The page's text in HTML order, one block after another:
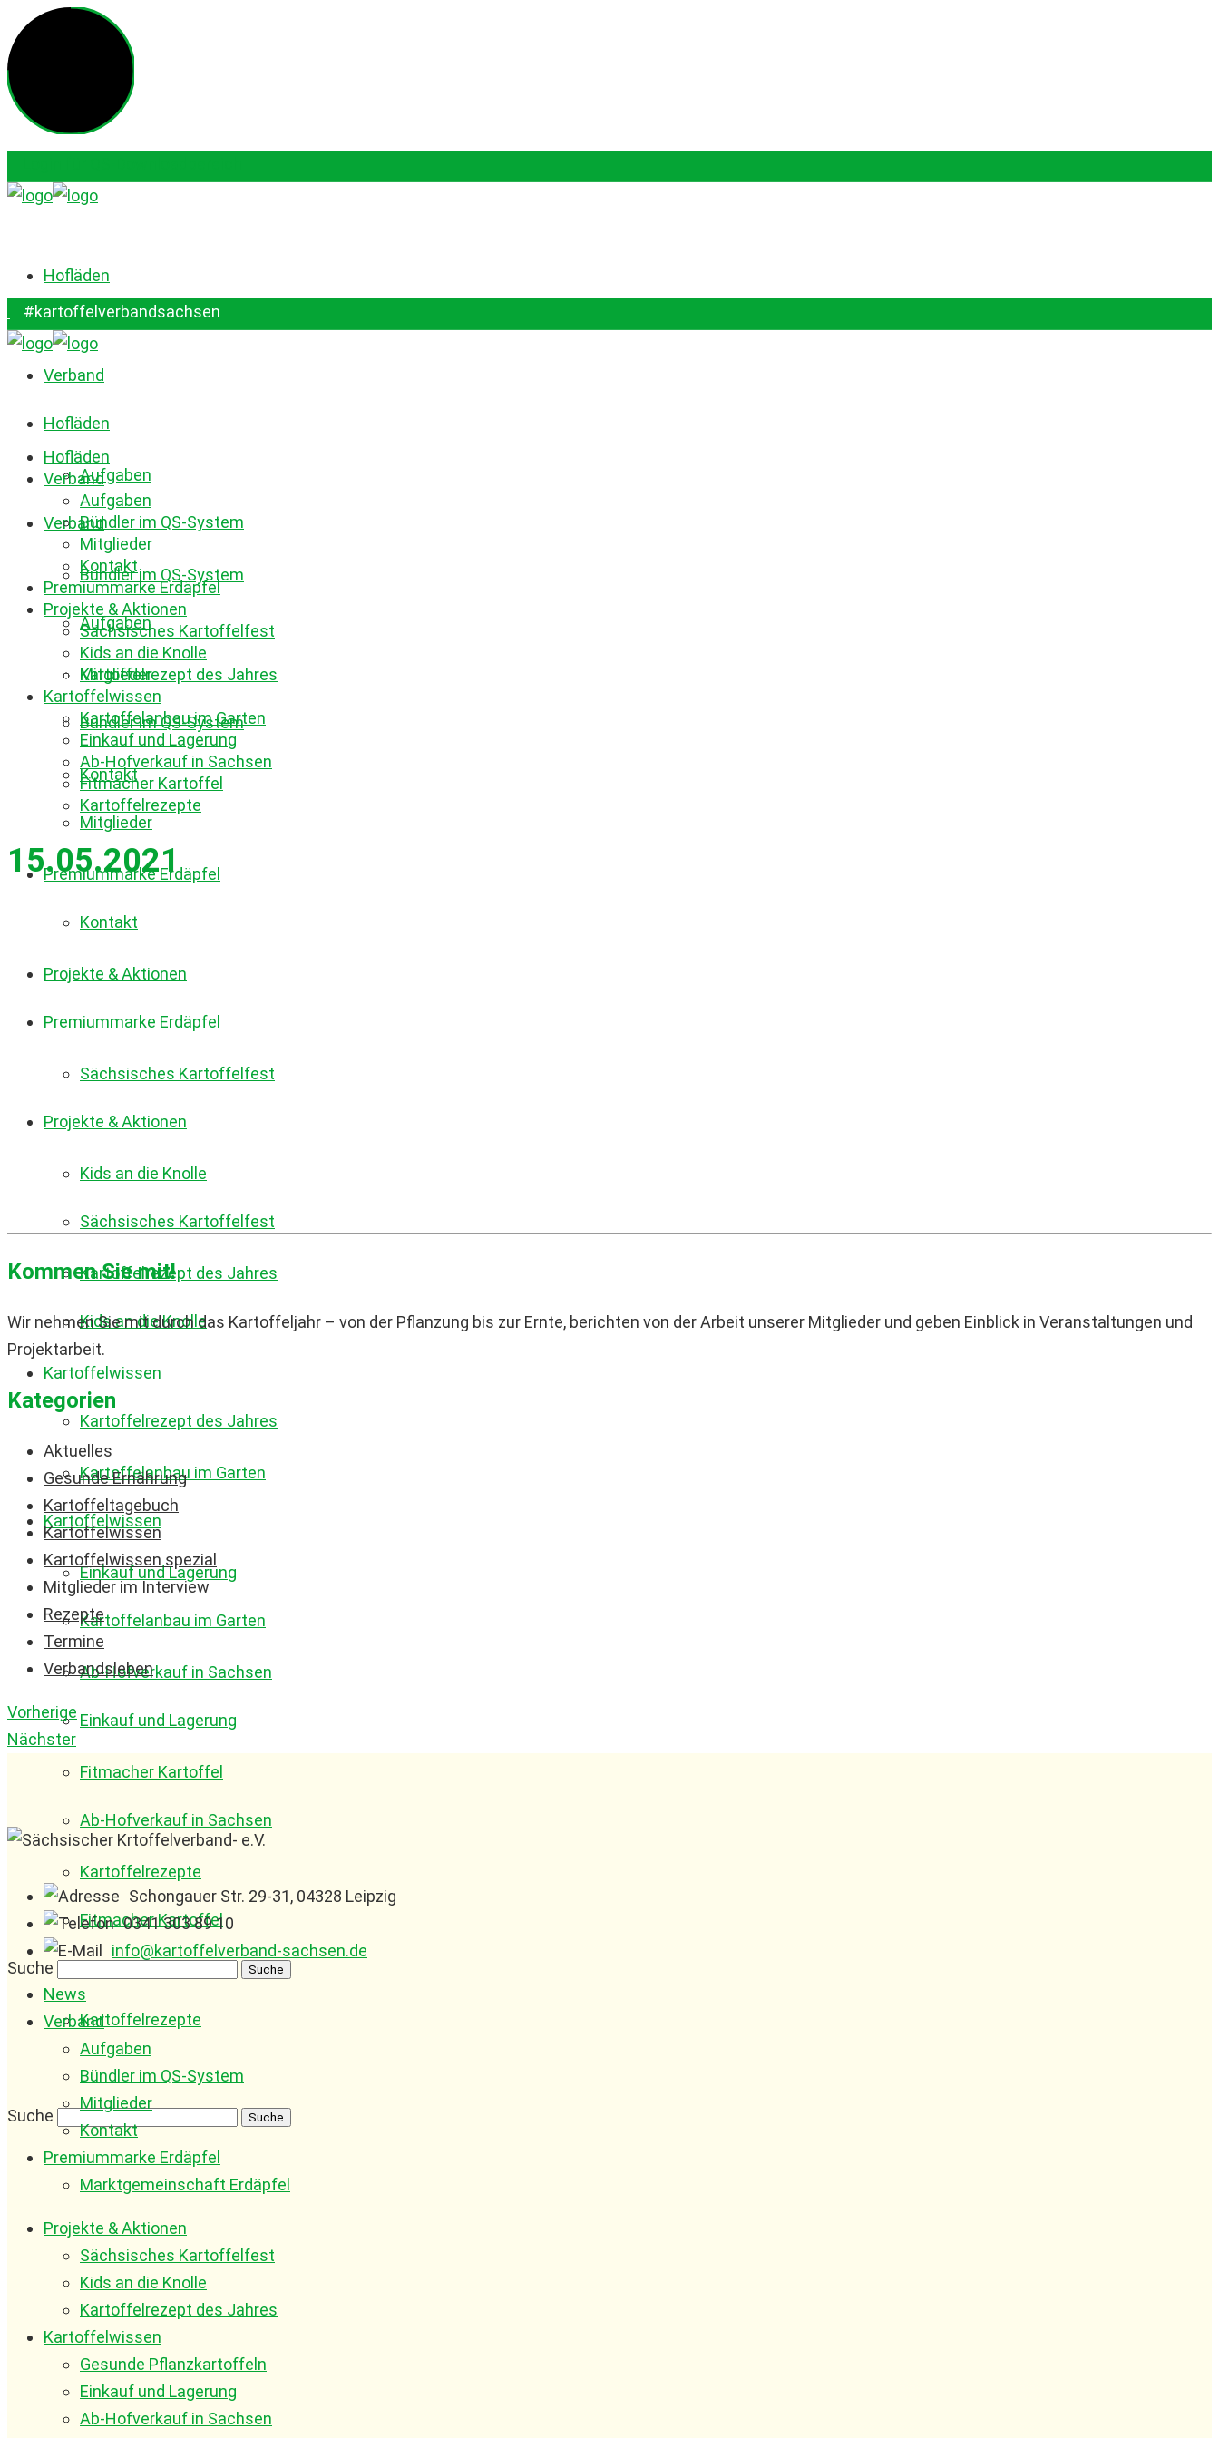
#kartoffelverbandsachsen
Hofläden
Verband
Aufgaben
Bündler im QS-System
Mitglieder
Kontakt
Premiummarke Erdäpfel
Projekte & Aktionen
Sächsisches Kartoffelfest
Kids an die Knolle
Kartoffelrezept des Jahres
Kartoffelwissen
Kartoffelanbau im Garten
Einkauf und Lagerung
Ab-Hofverkauf in Sachsen
Fitmacher Kartoffel
Kartoffelrezepte
Suche
#kartoffelverbandsachsen
Hofläden
Verband
Aufgaben
Bündler im QS-System
Mitglieder
Kontakt
Premiummarke Erdäpfel
Projekte & Aktionen
Sächsisches Kartoffelfest
Kids an die Knolle
Kartoffelrezept des Jahres
Kartoffelwissen
Kartoffelanbau im Garten
Einkauf und Lagerung
Ab-Hofverkauf in Sachsen
Fitmacher Kartoffel
Kartoffelrezepte
Suche
Hofläden
Verband
Aufgaben
Bündler im QS-System
Mitglieder
Kontakt
Premiummarke Erdäpfel
Projekte & Aktionen
Sächsisches Kartoffelfest
Kids an die Knolle
Kartoffelrezept des Jahres
Kartoffelwissen
Kartoffelanbau im Garten
Einkauf und Lagerung
Ab-Hofverkauf in Sachsen
Fitmacher Kartoffel
Kartoffelrezepte
15.05.2021
Kommen Sie mit!
Wir nehmen Sie mit durch das Kartoffeljahr – von der Pflanzung bis zur Ernte, berichten von der Arbeit unserer Mitglieder und geben Einblick in Veranstaltungen und
Projektarbeit.
Kategorien
Aktuelles
Gesunde Ernährung
Kartoffeltagebuch
Kartoffelwissen
Kartoffelwissen spezial
Mitglieder im Interview
Rezepte
Termine
Verbandsleben
Vorherige
Nächster
Schongauer Str. 29-31, 04328 Leipzig
0341 303 89 10
info@kartoffelverband-sachsen.de
News
Verband
Aufgaben
Bündler im QS-System
Mitglieder
Kontakt
Premiummarke Erdäpfel
Marktgemeinschaft Erdäpfel
Projekte & Aktionen
Sächsisches Kartoffelfest
Kids an die Knolle
Kartoffelrezept des Jahres
Kartoffelwissen
Gesunde Pflanzkartoffeln
Einkauf und Lagerung
Ab-Hofverkauf in Sachsen